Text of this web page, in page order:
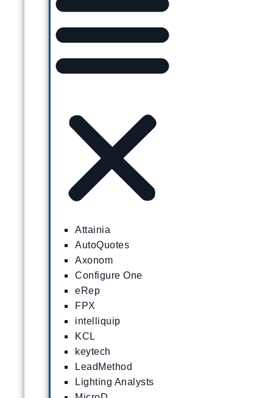
Attainia
AutoQuotes
Axonom
Configure One
eRep
FPX
intelliquip
KCL
keytech
LeadMethod
Lighting Analysts